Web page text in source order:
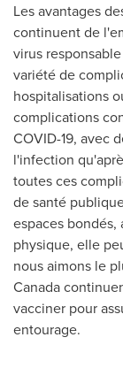
Les avantages
continuent de
virus
variété de
hospitalisations
complications
COVID-19, avec
l'infection
toutes ces
de santé
espaces
physique, elle
nous aimons le
Canada
vacciner pour
entourage.